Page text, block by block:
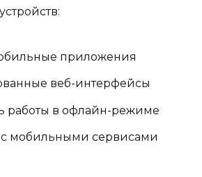
приложения
веб-интерфейсы
работы в офлайн-режиме
мобильными сервисами